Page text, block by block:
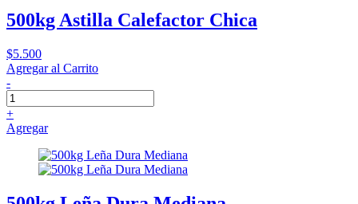
500kg Astilla Calefactor Chica
$5.500
Agregar al Carrito
-
+
Agregar